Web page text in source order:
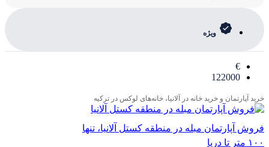
ویژه
€
122000
خرید آپارتمان و خرید خانه در آلانیا، خانه‌های لوکس در ترکیه
فروش آپارتمان مبله در منطقه کستل آلانیا، تنها
۱۰۰ متر تا دریا